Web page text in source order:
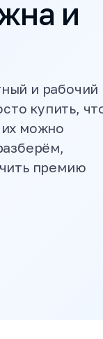
и
и рабочий
купить,
можно
премию